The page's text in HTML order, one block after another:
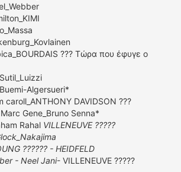
??? Tώρα που έφυγε ο
Algersueri*
caroll_ANTHONY DAVIDSON ???
Gene_Bruno Senna*
Rahal VILLENEUVE ?????
?????? - HEIDFELD
- Neel Jani- VILLENEUVE ?????